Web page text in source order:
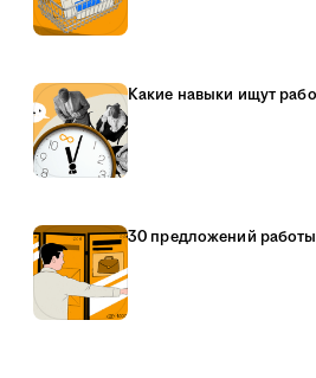
Какие навыки ищут
30 предложений